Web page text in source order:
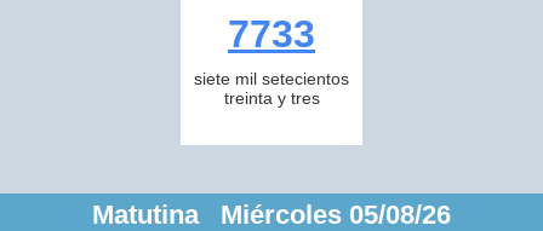
7733
siete mil setecientos
treinta y tres
Matutina Miércoles 05/08/26